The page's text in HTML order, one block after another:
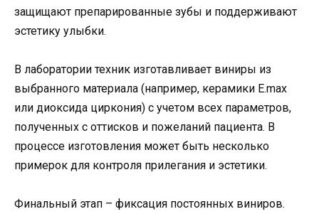
защищают препарированные зубы и поддерживают
эстетику улыбки.
В лаборатории техник изготавливает виниры из
выбранного материала (например, керамики E.max
или диоксида циркония) с учетом всех параметров,
полученных с оттисков и пожеланий пациента. В
процессе изготовления может быть несколько
примерок для контроля прилегания и эстетики.
Финальный этап – фиксация постоянных виниров.